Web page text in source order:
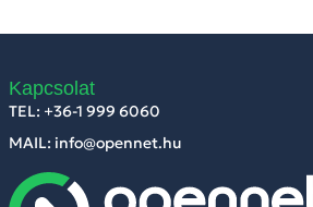
Kapcsolat
TEL: +36-1 999 6060
MAIL: info@opennet.hu